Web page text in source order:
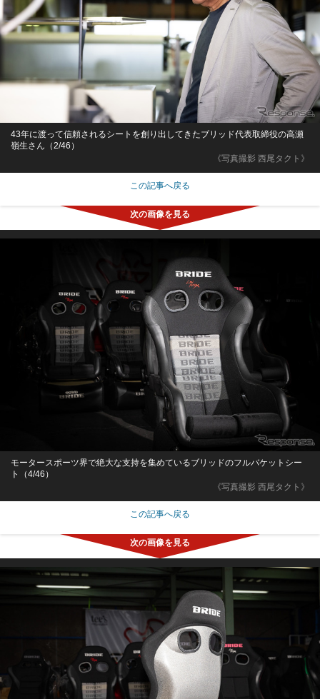
《写真撮影 西尾タクト》
43年に渡って信頼されるシートを創り出してきたブリッド代表取締役の高瀬
嶺生さん（2/46）
この記事へ戻る
《写真撮影 西尾タクト》
モータースポーツ界で絶大な支持を集めているブリッドのフルバケットシー
ト（4/46）
この記事へ戻る